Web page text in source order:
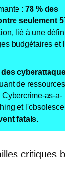
: 78 % des
seulement
lié à une
budgétaires et
des
de
Cybercrime-as-a-
et
fatals.
critiques